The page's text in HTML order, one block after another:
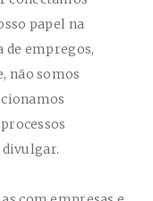
papel na
de empregos,
não somos
divulgar.